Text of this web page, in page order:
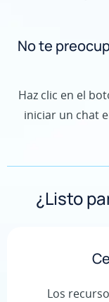
No te
Haz clic en el
iniciar un chat
¿Listo
Los